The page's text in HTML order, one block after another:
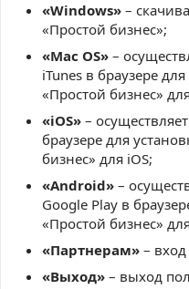
«Windows» –
«Простой бизнес»;
«Mac OS» –
iTunes в браузере
«Простой бизнес»
«iOS» –
браузере для
бизнес» для iOS;
«Android» –
Google Play в
«Простой бизнес»
«Партнерам» –
«Выход» – выход